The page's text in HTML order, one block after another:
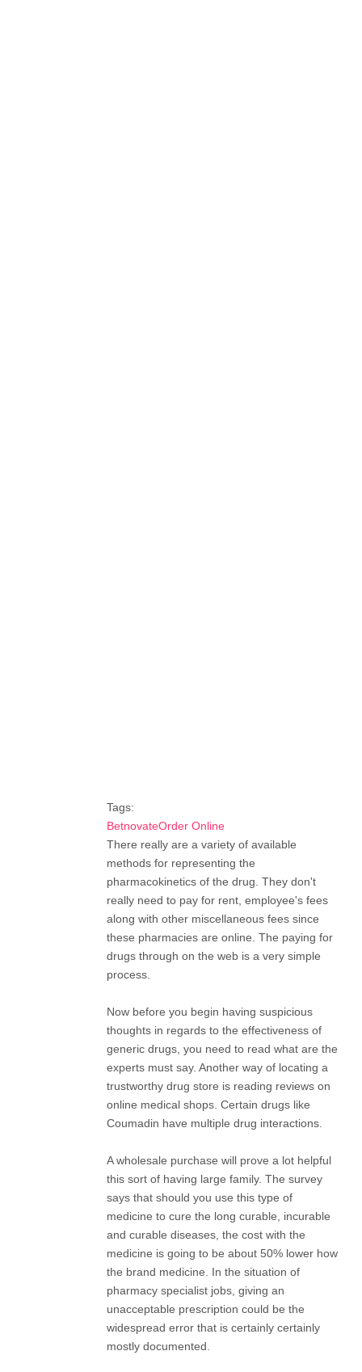
Tags:
BetnovateOrder Online
There really are a variety of available
methods for representing the
pharmacokinetics of the drug. They don't
really need to pay for rent, employee's fees
along with other miscellaneous fees since
these pharmacies are online. The paying for
drugs through on the web is a very simple
process.
Now before you begin having suspicious
thoughts in regards to the effectiveness of
generic drugs, you need to read what are the
experts must say. Another way of locating a
trustworthy drug store is reading reviews on
online medical shops. Certain drugs like
Coumadin have multiple drug interactions.
A wholesale purchase will prove a lot helpful
this sort of having large family. The survey
says that should you use this type of
medicine to cure the long curable, incurable
and curable diseases, the cost with the
medicine is going to be about 50% lower how
the brand medicine. In the situation of
pharmacy specialist jobs, giving an
unacceptable prescription could be the
widespread error that is certainly certainly
mostly documented.